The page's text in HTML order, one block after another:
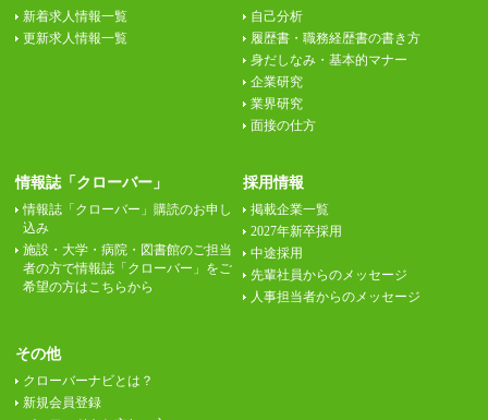
新着求人情報一覧
更新求人情報一覧
自己分析
履歴書・職務経歴書の書き方
身だしなみ・基本的マナー
企業研究
業界研究
面接の仕方
情報誌「クローバー」
情報誌「クローバー」購読のお申し
込み
施設・大学・病院・図書館のご担当
者の方で情報誌「クローバー」をご
希望の方はこちらから
採用情報
掲載企業一覧
2027年新卒採用
中途採用
先輩社員からのメッセージ
人事担当者からのメッセージ
その他
クローバーナビとは？
新規会員登録